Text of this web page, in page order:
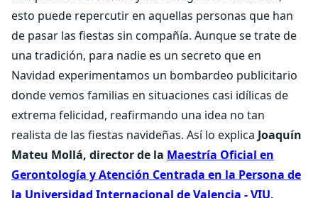
esto puede repercutir en aquellas personas que han
de pasar las fiestas sin compañía. Aunque se trate de
una tradición, para nadie es un secreto que en
Navidad experimentamos un bombardeo publicitario
donde vemos familias en situaciones casi idílicas de
extrema felicidad, reafirmando una idea no tan
realista de las fiestas navideñas. Así lo explica Joaquín
Mateu Mollá, director de la Maestría Oficial en
Gerontología y Atención Centrada en la Persona de
la Universidad Internacional de Valencia - VIU,